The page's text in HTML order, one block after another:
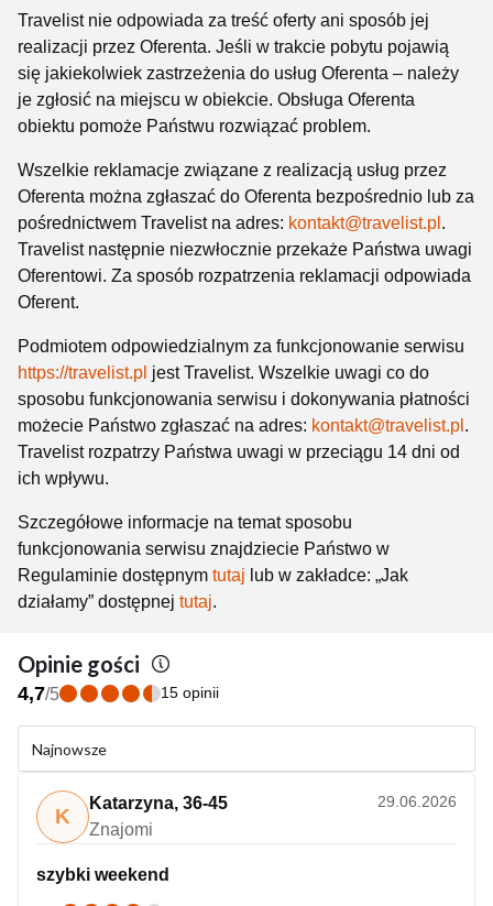
Thorvaldsena. Charakterystyczną cechą budowli jest
kształt, przypominający starożytne egipskie piramidy.
Ponoć miał również podobne właściwości i do dziś
emanuje wyjątkową energią.
Atrakcje Giżycka: jeziora Kisajno i Niegocin oraz
łączący je Kanał Łuczański, zabytkowy most obrotowy
z XIX w. będący jedyną tego typu konstrukcją w
Europie czy niemiecka twierdza Boyen, w której dziś
odbywają się najróżniejsze koncerty i imprezy to
zaledwie część ciekawych miejsc, które czekają na
Ciebie w jednym z najpopularniejszych mazurskich
kurortów.
Travelist nie odpowiada za treść oferty ani sposób jej
realizacji przez Oferenta. Jeśli w trakcie pobytu pojawią
się jakiekolwiek zastrzeżenia do usług Oferenta – należy
je zgłosić na miejscu w obiekcie. Obsługa Oferenta
obiektu pomoże Państwu rozwiązać problem.
Wszelkie reklamacje związane z realizacją usług przez
Oferenta można zgłaszać do Oferenta bezpośrednio lub za
pośrednictwem Travelist na adres: kontakt@travelist.pl .
Travelist następnie niezwłocznie przekaże Państwa uwagi
Oferentowi. Za sposób rozpatrzenia reklamacji odpowiada
Oferent.
Podmiotem odpowiedzialnym za funkcjonowanie serwisu
https://travelist.pl jest Travelist. Wszelkie uwagi co do
sposobu funkcjonowania serwisu i dokonywania płatności
możecie Państwo zgłaszać na adres: kontakt@travelist.pl .
Travelist rozpatrzy Państwa uwagi w przeciągu 14 dni od
ich wpływu.
Szczegółowe informacje na temat sposobu
funkcjonowania serwisu znajdziecie Państwo w
Regulaminie dostępnym tutaj lub w zakładce: „Jak
działamy” dostępnej tutaj.
Opinie gości
4,7/5 15 opinii
Najnowsze
K
Katarzyna, 36-45
Znajomi
szybki weekend
29.06.2026